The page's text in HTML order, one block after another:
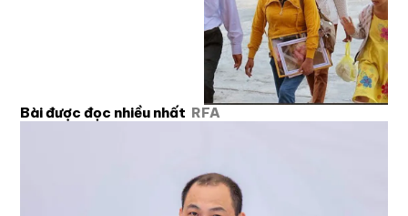
Bài được đọc nhiều nhất RFA